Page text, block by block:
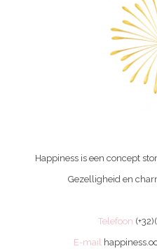
Happiness is een concept
Gezelligheid en
Telefoon
E-mail